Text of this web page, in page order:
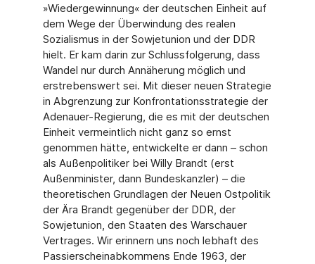
»Wiedergewinnung« der deutschen Einheit auf
dem Wege der Überwindung des realen
Sozialismus in der Sowjetunion und der DDR
hielt. Er kam darin zur Schlussfolgerung, dass
Wandel nur durch Annäherung möglich und
erstrebenswert sei. Mit dieser neuen Strategie
in Abgrenzung zur Konfrontationsstrategie der
Adenauer-Regierung, die es mit der deutschen
Einheit ver­meintlich nicht ganz so ernst
genommen hätte, entwickelte er dann – schon
als Außenpo­litiker bei Willy Brandt (erst
Außenminister, dann Bundeskanzler) – die
theoretischen Grundlagen der Neuen Ostpolitik
der Ära Brandt gegenüber der DDR, der
Sowjetunion, den Staaten des Warschauer
Vertrages. Wir erinnern uns noch lebhaft des
Passierscheinab­kommens Ende 1963, der